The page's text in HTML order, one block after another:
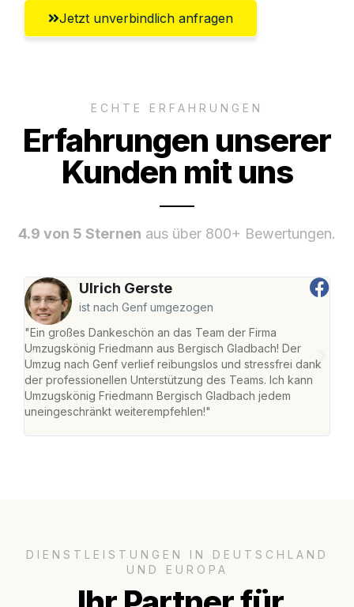
Jetzt unverbindlich anfragen
ECHTE ERFAHRUNGEN
Erfahrungen unserer
Kunden mit uns
4.9 von 5 Sternen aus über 800+ Bewertungen.
Ulrich Gerste
ist nach Genf umgezogen
"Ein großes Dankeschön an das Team der Firma
Umzugskönig Friedmann aus Bergisch Gladbach! Der
Umzug nach Genf verlief reibungslos und stressfrei dank
der professionellen Unterstützung des Teams. Ich kann
Umzugskönig Friedmann Bergisch Gladbach jedem
uneingeschränkt weiterempfehlen!"
DIENSTLEISTUNGEN IN DEUTSCHLAND
UND EUROPA